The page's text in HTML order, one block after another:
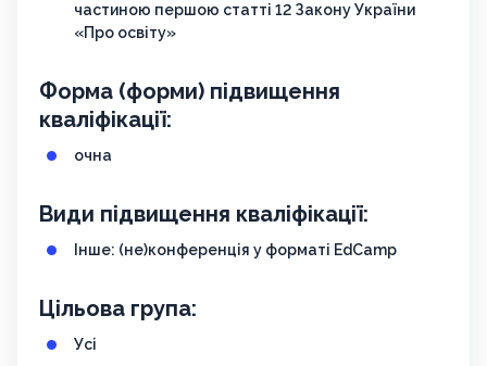
частиною першою статті 12 Закону України
«Про освіту»
Форма (форми) підвищення
кваліфікації:
очна
Види підвищення кваліфікації:
Інше: (не)конференція у форматі EdCamp
Цільова група:
Усі